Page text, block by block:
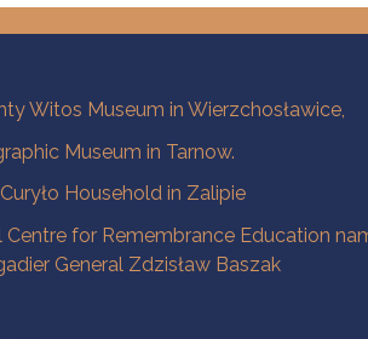
Witos Museum in Wierzchosławice,
Museum in Tarnow.
Household in Zalipie
Centre for Remembrance Education
General Zdzisław Baszak